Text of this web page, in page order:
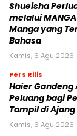
Shueisha
melalui
Manga yang
Bahasa
Kamis, 6 Agu 2026
Pers Rilis
Haier Gandeng
Peluang bagi
Tampil di
Kamis, 6 Agu 2026